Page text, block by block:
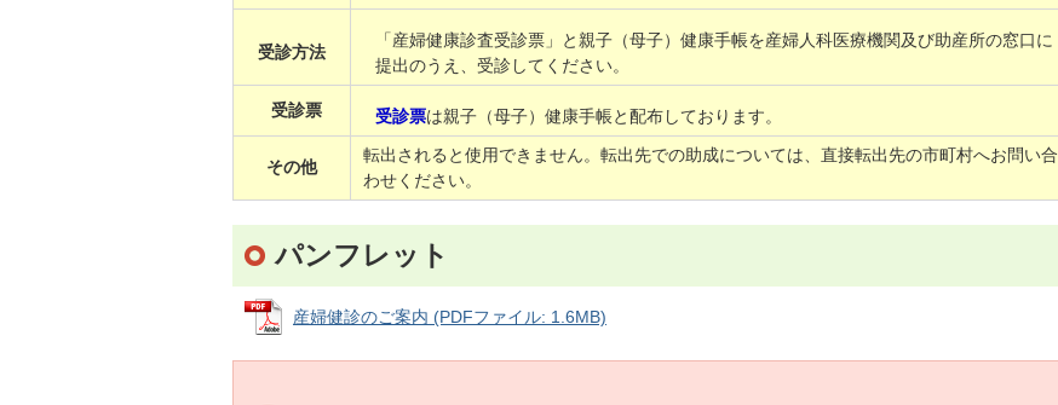
受診方法
「産婦健康診査受診票」と親子（母子）健康手帳を産婦人科医療機関及び助産所の窓口に
提出のうえ、受診してください。
受診票 受診票は親子（母子）健康手帳と配布しております。
その他
転出されると使用できません。転出先での助成については、直接転出先の市町村へお問い合
わせください。
パンフレット
産婦健診のご案内 (PDFファイル: 1.6MB)